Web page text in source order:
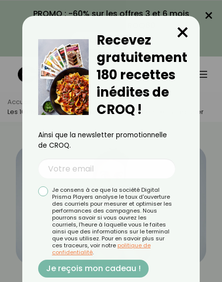
PROMO : -60% sur les offres 3 et 6 mois
VOIR LA PROMO
×
Accueil Actus
Bien-Être
Les 10 Phobies Les Plus Courantes Et Comment Les Surmonter
Recevez
gratuitement
180 recettes
inédites de
CROQ !
×
Ainsi que la newsletter promotionnelle
de CROQ.
Je consens à ce que la société Digital
Prisma Players analyse le taux d'ouverture
des courriels pour mesurer et optimiser les
performances des campagnes. Nous
pourrons savoir si vous ouvrez les
courriels, l'heure à laquelle vous le faites
ainsi que des informations sur le terminal
que vous utilisez. Pour en savoir plus sur
ces traceurs, voir notre politique de
confidentialité.
Je reçois mon cadeau !